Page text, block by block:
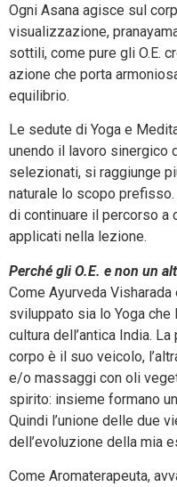
Ogni Asana agisce sul
visualizzazione,
sottili, come pure gli O.E.
azione che porta
equilibrio.
Le sedute di Yoga e
unendo il lavoro sinergico
selezionati, si raggiunge
naturale lo scopo
di continuare il percorso a
applicati nella lezione.
Perché gli O.E. e non un
Come Ayurveda
sviluppato sia lo Yoga che
cultura dell’antica India.
corpo è il suo veicolo,
e/o massaggi con oli
spirito: insieme formano
Quindi l’unione delle due
dell’evoluzione della mia
Come Aromaterapeuta,